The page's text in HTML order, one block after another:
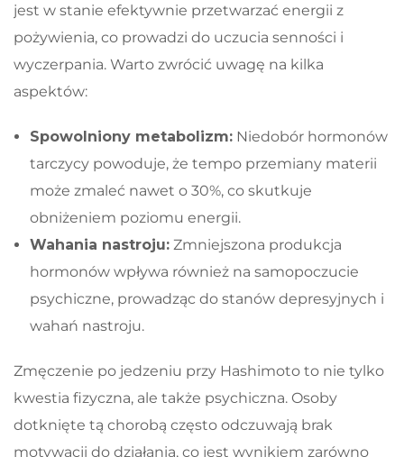
jest w stanie efektywnie przetwarzać energii z
pożywienia, co prowadzi do uczucia senności i
wyczerpania. Warto zwrócić uwagę na kilka
aspektów:
Spowolniony metabolizm: Niedobór hormonów
tarczycy powoduje, że tempo przemiany materii
może zmaleć nawet o 30%, co skutkuje
obniżeniem poziomu energii.
Wahania nastroju: Zmniejszona produkcja
hormonów wpływa również na samopoczucie
psychiczne, prowadząc do stanów depresyjnych i
wahań nastroju.
Zmęczenie po jedzeniu przy Hashimoto to nie tylko
kwestia fizyczna, ale także psychiczna. Osoby
dotknięte tą chorobą często odczuwają brak
motywacji do działania, co jest wynikiem zarówno